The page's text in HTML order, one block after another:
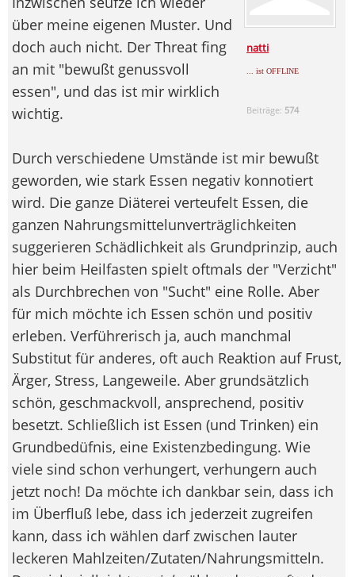
natti
... ist OFFLINE
Beiträge: 574
über meine eigenen Muster. Und
doch auch nicht. Der Threat fing
an mit "bewußt genussvoll
essen", und das ist mir wirklich
wichtig.
Durch verschiedene Umstände ist mir bewußt
geworden, wie stark Essen negativ konnotiert
wird. Die ganze Diäterei verteufelt Essen, die
ganzen Nahrungsmittelunverträglichkeiten
suggerieren Schädlichkeit als Grundprinzip, auch
hier beim Heilfasten spielt oftmals der "Verzicht"
als Durchbrechen von "Sucht" eine Rolle. Aber
für mich möchte ich Essen schön und positiv
erleben. Verführerisch ja, auch manchmal
Substitut für anderes, oft auch Reaktion auf Frust,
Ärger, Stress, Langeweile. Aber grundsätzlich
schön, geschmackvoll, ansprechend, positiv
besetzt. Schließlich ist Essen (und Trinken) ein
Grundbedüfnis, eine Existenzbedingung. Wie
viele sind schon verhungert, verhungern auch
jetzt noch! Da möchte ich dankbar sein, dass ich
im Überfluß lebe, dass ich jederzeit zugreifen
kann, dass ich wählen darf zwischen lauter
leckeren Mahlzeiten/Zutaten/Nahrungsmitteln.